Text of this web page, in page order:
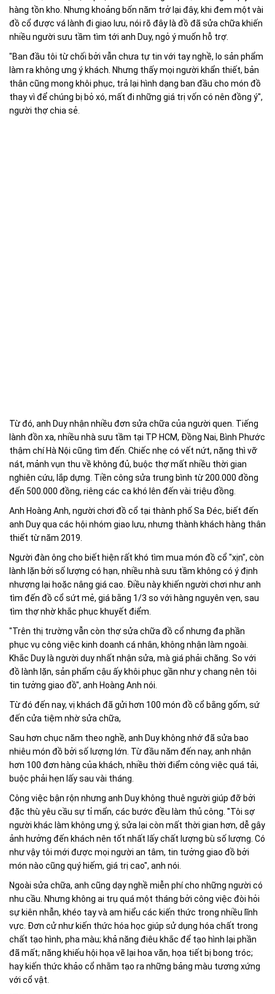
hàng tồn kho. Nhưng khoảng bốn năm trở lại đây, khi đem một vài
đồ cổ được vá lành đi giao lưu, nói rõ đây là đồ đã sửa chữa khiến
nhiều người sưu tầm tìm tới anh Duy, ngỏ ý muốn hỗ trợ.
"Ban đầu tôi từ chối bởi vẫn chưa tự tin với tay nghề, lo sản phẩm
làm ra không ưng ý khách. Nhưng thấy mọi người khẩn thiết, bản
thân cũng mong khôi phục, trả lại hình dạng ban đầu cho món đồ
thay vì để chúng bị bỏ xó, mất đi những giá trị vốn có nên đồng ý",
người thợ chia sẻ.
Từ đó, anh Duy nhận nhiều đơn sửa chữa của người quen. Tiếng
lành đồn xa, nhiều nhà sưu tầm tại TP HCM, Đồng Nai, Bình Phước
thậm chí Hà Nội cũng tìm đến. Chiếc nhẹ có vết nứt, nặng thì vỡ
nát, mảnh vụn thu về không đủ, buộc thợ mất nhiều thời gian
nghiên cứu, lắp dựng. Tiền công sửa trung bình từ 200.000 đồng
đến 500.000 đồng, riêng các ca khó lên đến vài triệu đồng.
Anh Hoàng Anh, người chơi đồ cổ tại thành phố Sa Đéc, biết đến
anh Duy qua các hội nhóm giao lưu, nhưng thành khách hàng thân
thiết từ năm 2019.
Người đàn ông cho biết hiện rất khó tìm mua món đồ cổ "xịn", còn
lành lặn bởi số lượng có hạn, nhiều nhà sưu tầm không có ý định
nhượng lại hoặc nâng giá cao. Điều này khiến người chơi như anh
tìm đến đồ cổ sứt mẻ, giá bằng 1/3 so với hàng nguyên vẹn, sau
tìm thợ nhờ khắc phục khuyết điểm.
"Trên thị trường vẫn còn thợ sửa chữa đồ cổ nhưng đa phần
phục vụ công việc kinh doanh cá nhân, không nhận làm ngoài.
Khắc Duy là người duy nhất nhận sửa, mà giá phải chăng. So với
đồ lành lặn, sản phẩm cậu ấy khôi phục gần như y chang nên tôi
tin tưởng giao đồ", anh Hoàng Anh nói.
Từ đó đến nay, vị khách đã gửi hơn 100 món đồ cổ bằng gốm, sứ
đến cửa tiệm nhờ sửa chữa,
Sau hơn chục năm theo nghề, anh Duy không nhớ đã sửa bao
nhiêu món đồ bởi số lượng lớn. Từ đầu năm đến nay, anh nhận
hơn 100 đơn hàng của khách, nhiều thời điểm công việc quá tải,
buộc phải hẹn lấy sau vài tháng.
Công việc bận rộn nhưng anh Duy không thuê người giúp đỡ bởi
đặc thù yêu cầu sự tỉ mẩn, các bước đều làm thủ công. "Tôi sợ
người khác làm không ưng ý, sửa lại còn mất thời gian hơn, dễ gây
ảnh hưởng đến khách nên tốt nhất lấy chất lượng bù số lượng. Có
như vậy tôi mới được mọi người an tâm, tin tưởng giao đồ bởi
món nào cũng quý hiếm, giá trị cao", anh nói.
Ngoài sửa chữa, anh cũng dạy nghề miễn phí cho những người có
nhu cầu. Nhưng không ai trụ quá một tháng bởi công việc đòi hỏi
sự kiên nhẫn, khéo tay và am hiểu các kiến thức trong nhiều lĩnh
vực. Đơn cử như kiến thức hóa học giúp sử dụng hóa chất trong
chất tạo hình, pha màu; khả năng điêu khắc để tạo hình lại phần
đã mất; năng khiếu hội họa vẽ lại hoa văn, họa tiết bị bong tróc;
hay kiến thức khảo cổ nhằm tạo ra những bảng màu tương xứng
với cổ vật.